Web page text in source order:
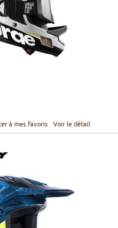
à mes favoris Voir le détail